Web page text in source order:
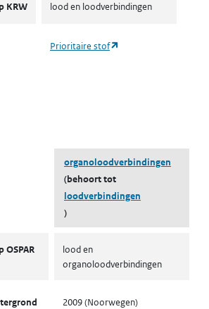
KRW lood en loodverbindingen
Prioritaire stof
organoloodverbindingen
(behoort tot
loodverbindingen
)
OSPAR
lood en
organoloodverbindingen
2009 (Noorwegen)